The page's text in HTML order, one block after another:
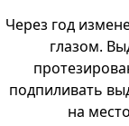
Через год
глазом.
подпиливать
на